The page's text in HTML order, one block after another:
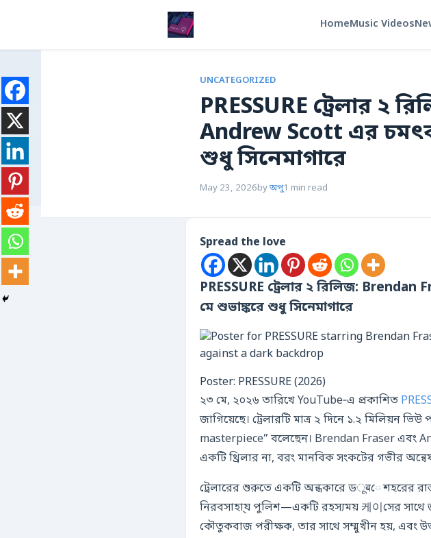
HomeMusic Videos
UNCATEGORIZED
PRESSURE ট্রেলার ২
Andrew Scott এর
শুধু সিনেমাগারে
May 23, 2026byঅপু1 min read
Spread the love
PRESSURE ট্রেলার ২ রিলিজ:
মে শুভাঙ্করে শুধু সিনেমাগারে
Poster: PRESSURE (2026)
২৩ মে, ২০২৬ তারিখে YouTube‑এ প্রকাশিত
জাগিয়েছে। ট্রেলারটি মাত্র ২ দিনে ১.২
masterpiece” বলেছেন। Brendan Fraser এবং
একটি থ্রিলার না, বরং মানবিক সংকটের গভীর
ট্রেলারের শুরুতে একটি অন্ধকারে ডूबে শহরের
নিরবসাহা্য পুলিশ—একটি রহস্যময় 케이সের
কৌতুকবাজ পরীক্ষক, তার সাথে সম্মুখীন হয়, এবং